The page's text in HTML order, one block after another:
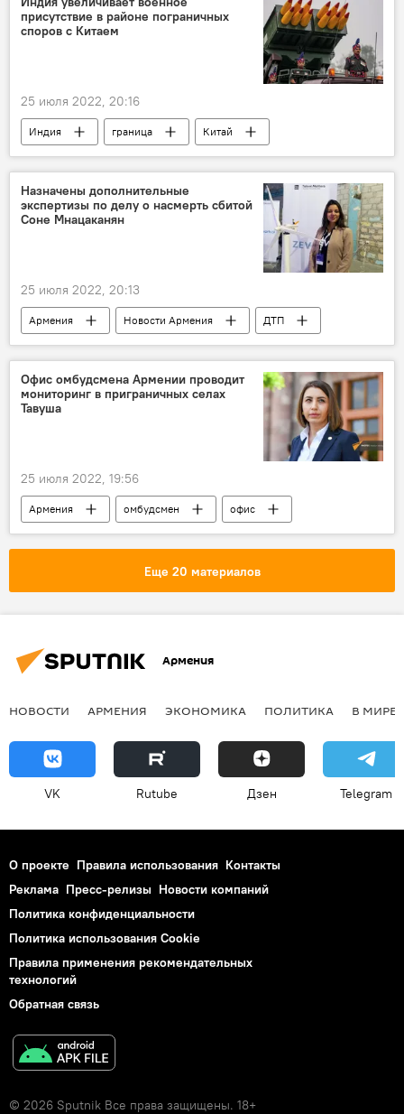
присутствие в районе пограничных
споров с Китаем
25 июля 2022, 20:16
Индия граница
Китай
вооружение
Назначены дополнительные
экспертизы по делу о насмерть сбитой
Соне Мнацаканян
25 июля 2022, 20:13
Армения Новости Армения
ДТП
наезд
Офис омбудсмена Армении проводит
мониторинг в приграничных селах
Тавуша
25 июля 2022, 19:56
Армения омбудсмен
офис
мониторинг
Тавушская область
Еще 20 материалов
Армения
НОВОСТИ АРМЕНИЯ ЭКОНОМИКА ПОЛИТИКА В МИРЕ
VK Rutube Дзен Telegram
О проекте Правила использования Контакты
Реклама Пресс-релизы Новости компаний
Политика конфиденциальности
Политика использования Cookie
Правила применения рекомендательных
технологий
Обратная связь
© 2026 Sputnik Все права защищены. 18+